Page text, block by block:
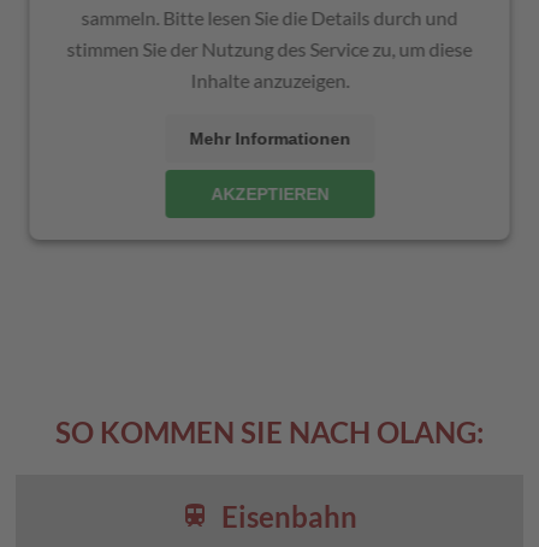
sammeln. Bitte lesen Sie die Details durch und
stimmen Sie der Nutzung des Service zu, um diese
Inhalte anzuzeigen.
Mehr Informationen
AKZEPTIEREN
SO KOMMEN SIE NACH OLANG:
train Eisenbahn